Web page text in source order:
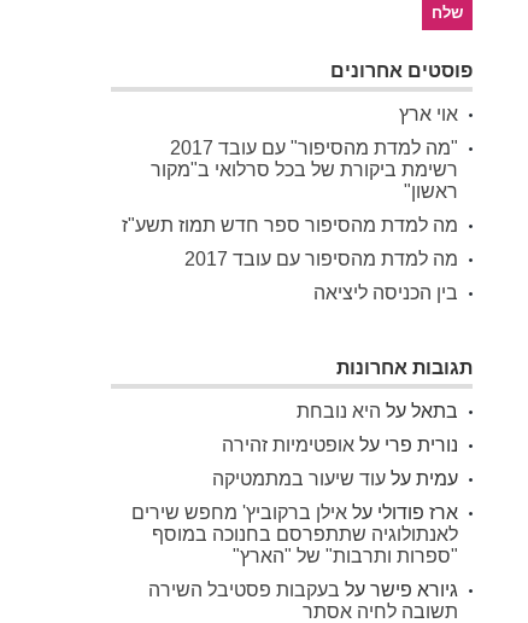
פוסטים אחרונים
אוי ארץ
"מה למדת מהסיפור" עם עובד 2017
רשימת ביקורת של בכל סרלואי ב"מקור
ראשון"
מה למדת מהסיפור ספר חדש תמוז תשע"ז
מה למדת מהסיפור עם עובד 2017
בין הכניסה ליציאה
תגובות אחרונות
בתאל על היא נובחת
נורית פרי על אופטימיות זהירה
עמית על עוד שיעור במתמטיקה
ארז פודולי על אילן ברקוביץ' מחפש שירים
לאנתולוגיה שתתפרסם בחנוכה במוסף
"ספרות ותרבות" של "הארץ"
גיורא פישר על בעקבות פסטיבל השירה
תשובה לחיה אסתר